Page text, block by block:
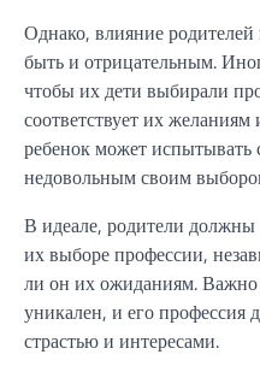
Однако, влияние
быть и отрицательным.
чтобы их дети выбирали
соответствует их
ребенок может испытывать
недовольным своим
В идеале, родители должны
их выборе профессии,
ли он их ожиданиям.
уникален, и его профессия
страстью и интересами.